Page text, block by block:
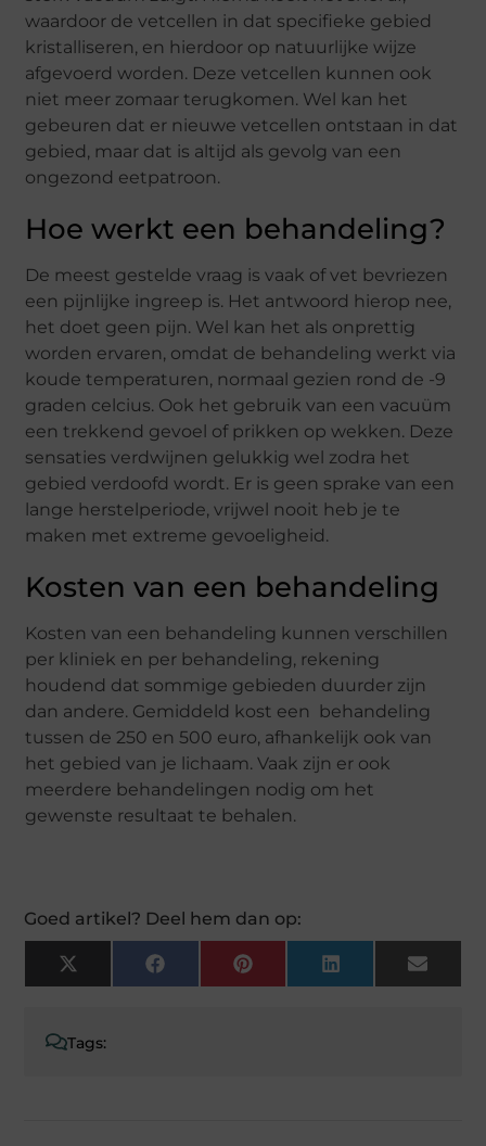
waardoor de vetcellen in dat specifieke gebied
kristalliseren, en hierdoor op natuurlijke wijze
afgevoerd worden. Deze vetcellen kunnen ook
niet meer zomaar terugkomen. Wel kan het
gebeuren dat er nieuwe vetcellen ontstaan in dat
gebied, maar dat is altijd als gevolg van een
ongezond eetpatroon.
Hoe werkt een behandeling?
De meest gestelde vraag is vaak of vet bevriezen
een pijnlijke ingreep is. Het antwoord hierop nee,
het doet geen pijn. Wel kan het als onprettig
worden ervaren, omdat de behandeling werkt via
koude temperaturen, normaal gezien rond de -9
graden celcius. Ook het gebruik van een vacuüm
een trekkend gevoel of prikken op wekken. Deze
sensaties verdwijnen gelukkig wel zodra het
gebied verdoofd wordt. Er is geen sprake van een
lange herstelperiode, vrijwel nooit heb je te
maken met extreme gevoeligheid.
Kosten van een behandeling
Kosten van een behandeling kunnen verschillen
per kliniek en per behandeling, rekening
houdend dat sommige gebieden duurder zijn
dan andere. Gemiddeld kost een behandeling
tussen de 250 en 500 euro, afhankelijk ook van
het gebied van je lichaam. Vaak zijn er ook
meerdere behandelingen nodig om het
gewenste resultaat te behalen.
Goed artikel? Deel hem dan op:
X
(Twitter)
Facebook Pinterest LinkedIn Email
Tags: